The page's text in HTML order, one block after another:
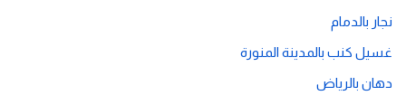
نجار بالدمام
غسيل كنب بالمدينة المنورة
دهان بالرياض